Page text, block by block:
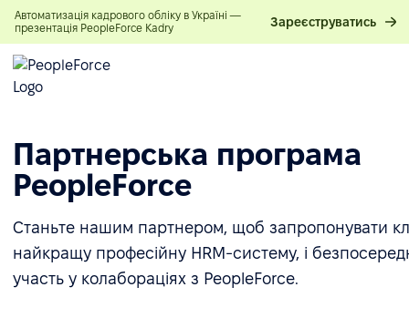
Автоматизація кадрового обліку в Україні —
презентація PeopleForce Kadry
Зареєструватись
Партнерська програма
PeopleForce
Станьте нашим партнером, щоб запропонувати
найкращу професійну HRM-систему, і
участь у колабораціях з PeopleForce.